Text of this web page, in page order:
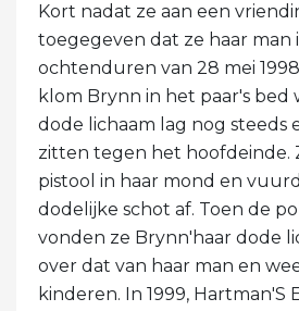
Kort nadat ze aan een
toegegeven dat ze haar man
ochtenduren van 28 mei
klom Brynn in het paar's bed
dode lichaam lag nog steeds
zitten tegen het hoofdeinde.
pistool in haar mond en
dodelijke schot af. Toen de
vonden ze Brynn'haar dode
over dat van haar man en
kinderen. In 1999, Hartman'S